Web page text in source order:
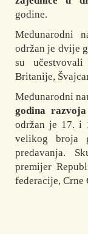
godine.
Međunarodni
održan je dvije
su
Britanije,
Međunarodni
godina
održan je 17. i
velikog broja
predavanja.
premijer
federacije, Crne